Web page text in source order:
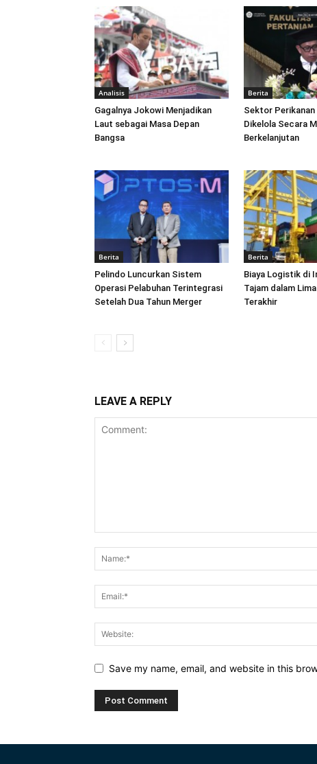
Analisis
Gagalnya Jokowi Menjadikan
Laut sebagai Masa Depan
Bangsa
Berita
Sektor
Dikelola Secara
Berkelanjutan
Berita
Pelindo Luncurkan Sistem
Operasi Pelabuhan Terintegrasi
Setelah Dua Tahun Merger
Berita
Biaya Logistik di
Tajam dalam
Terakhir
LEAVE A REPLY
Save my name, email, and website in this